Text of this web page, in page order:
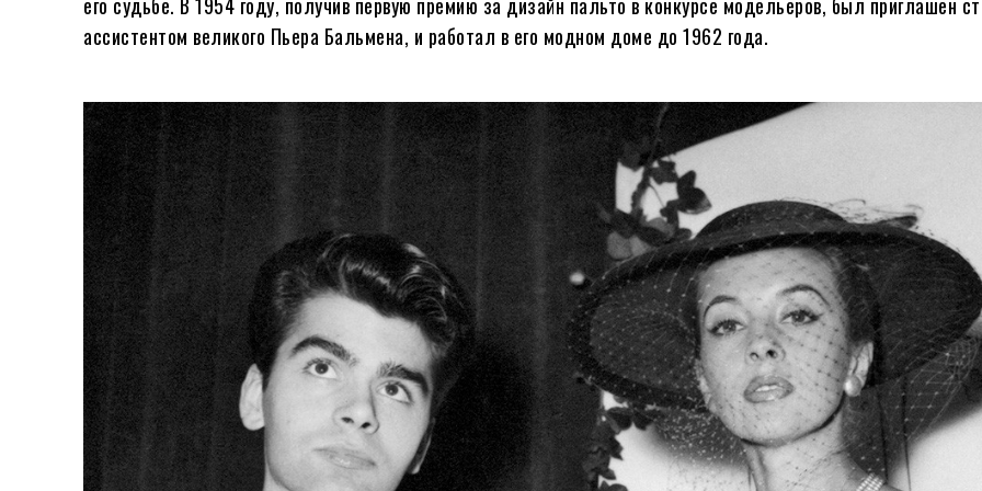
его судьбе. В 1954 году, получив первую премию за дизайн пальто в конкурсе модельеров, был приглашен
ассистентом великого Пьера Бальмена, и работал в его модном доме до 1962 года.